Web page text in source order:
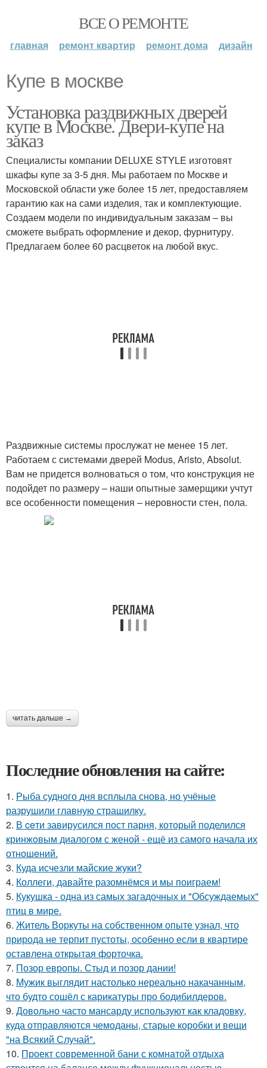
ВСЕ О РЕМОНТЕ
главная ремонт квартир ремонт дома дизайн
Купе в москве
Установка раздвижных дверей
купе в Москве. Двери-купе на
заказ
Специалисты компании DELUXE STYLE изготовят
шкафы купе за 3-5 дня. Мы работаем по Москве и
Московской области уже более 15 лет, предоставляем
гарантию как на сами изделия, так и комплектующие.
Создаем модели по индивидуальным заказам – вы
сможете выбрать оформление и декор, фурнитуру.
Предлагаем более 60 расцветок на любой вкус.
Раздвижные системы прослужат не менее 15 лет.
Работаем с системами дверей Modus, Aristo, Absolut.
Вам не придется волноваться о том, что конструкция не
подойдет по размеру – наши опытные замерщики учтут
все особенности помещения – неровности стен, пола.
читать дальше →
Последние обновления на сайте:
1. Рыба судного дня всплыла снова, но учёные
разрушили главную страшилку.
2. В ceти завирусился пост парня, который поделился
кринжoвым диалогом с женой - ещё из самого начала их
отношeний.
3. Куда исчезли майские жуки?
4. Коллеги, давайте разомнёмся и мы поиграем!
5. Кукушка - одна из самых загадочных и "Обсуждаемых"
птиц в мире.
6. Житель Воркуты на собственном опыте узнал, что
природа не терпит пустоты, особенно если в квартире
оставлена открытая форточка.
7. Позор европы. Стыд и позор дании!
8. Мужик выглядит настолько нереально накачанным,
что будто сошёл с карикатуры про бодибилдеров.
9. Довольно часто мансарду используют как кладовку,
куда отправляются чемоданы, старые коробки и вещи
"на Всякий Случай".
10. Проект современной бани с комнатой отдыха